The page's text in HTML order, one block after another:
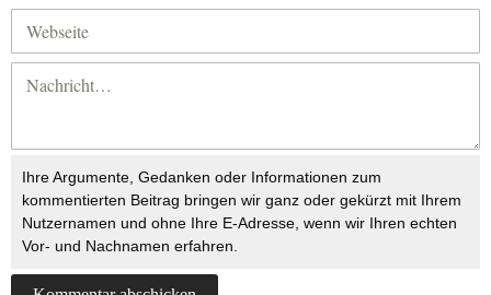
Ihre Argumente, Gedanken oder Informationen zum
kommentierten Beitrag bringen wir ganz oder gekürzt mit Ihrem
Nutzernamen und ohne Ihre E-Adresse, wenn wir Ihren echten
Vor- und Nachnamen erfahren.